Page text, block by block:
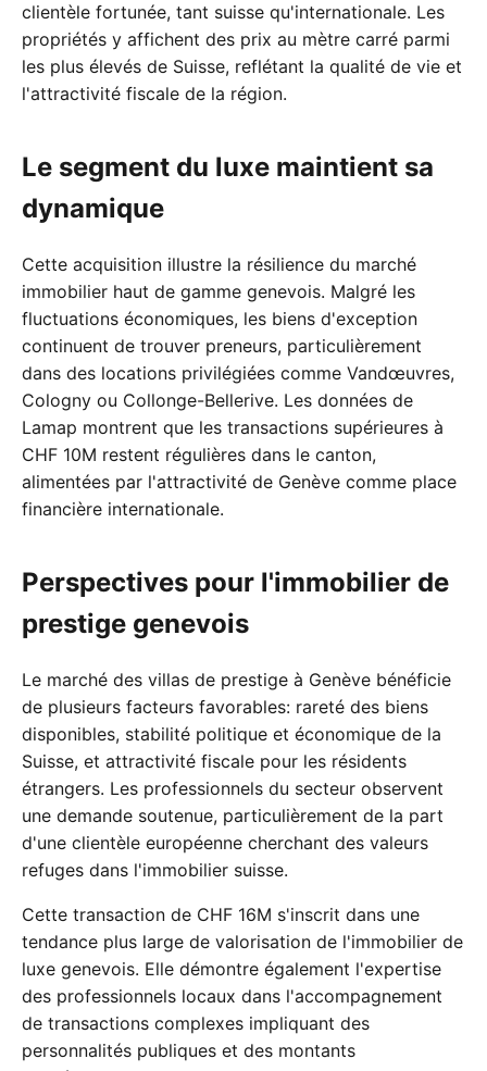
clientèle fortunée, tant suisse qu'internationale. Les
propriétés y affichent des prix au mètre carré parmi
les plus élevés de Suisse, reflétant la qualité de vie et
l'attractivité fiscale de la région.
Le segment du luxe maintient sa
dynamique
Cette acquisition illustre la résilience du marché
immobilier haut de gamme genevois. Malgré les
fluctuations économiques, les biens d'exception
continuent de trouver preneurs, particulièrement
dans des locations privilégiées comme Vandœuvres,
Cologny ou Collonge-Bellerive. Les données de
Lamap montrent que les transactions supérieures à
CHF 10M restent régulières dans le canton,
alimentées par l'attractivité de Genève comme place
financière internationale.
Perspectives pour l'immobilier de
prestige genevois
Le marché des villas de prestige à Genève bénéficie
de plusieurs facteurs favorables: rareté des biens
disponibles, stabilité politique et économique de la
Suisse, et attractivité fiscale pour les résidents
étrangers. Les professionnels du secteur observent
une demande soutenue, particulièrement de la part
d'une clientèle européenne cherchant des valeurs
refuges dans l'immobilier suisse.
Cette transaction de CHF 16M s'inscrit dans une
tendance plus large de valorisation de l'immobilier de
luxe genevois. Elle démontre également l'expertise
des professionnels locaux dans l'accompagnement
de transactions complexes impliquant des
personnalités publiques et des montants